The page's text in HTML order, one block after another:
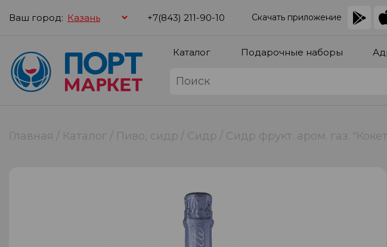
Ваш город: +7(843) 211-90-10 Скачать приложение
Каталог Подарочные наборы
Главная Каталог Пиво, сидр Сидр Сидр фрукт. аром. газ.